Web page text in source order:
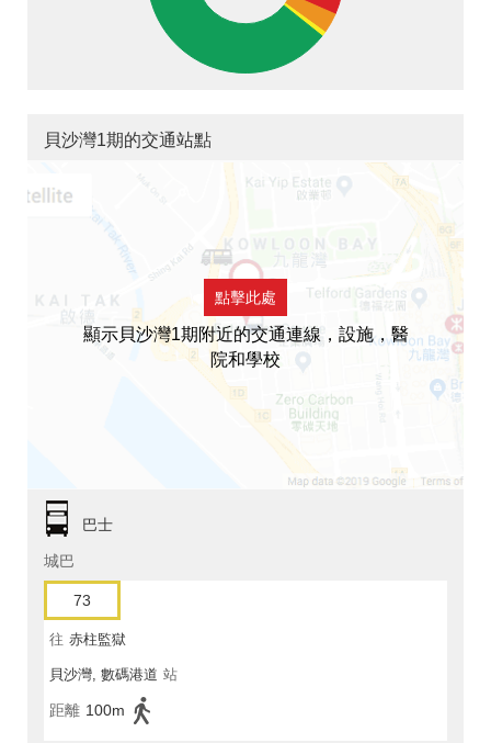
貝沙灣1期的交通站點
點擊此處
顯示貝沙灣1期附近的交通連線，設施，醫
院和學校
巴士
城巴
73
往 赤柱監獄
貝沙灣, 數碼港道 站
距離 100m